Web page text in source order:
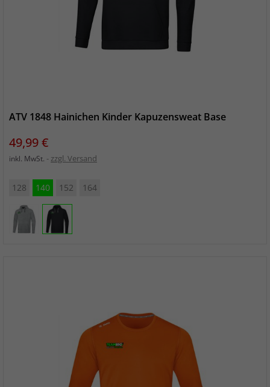
ATV 1848 Hainichen Kinder Kapuzensweat Base
Preis
49,99 €
inkl. MwSt. zzgl. Versand
128 140 152 164